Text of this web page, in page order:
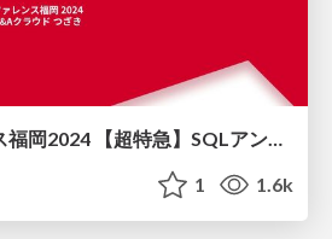
PHPカンファレンス福岡2024 【超特急】SQLアンチパターン総おさらいLT
1 1.6k